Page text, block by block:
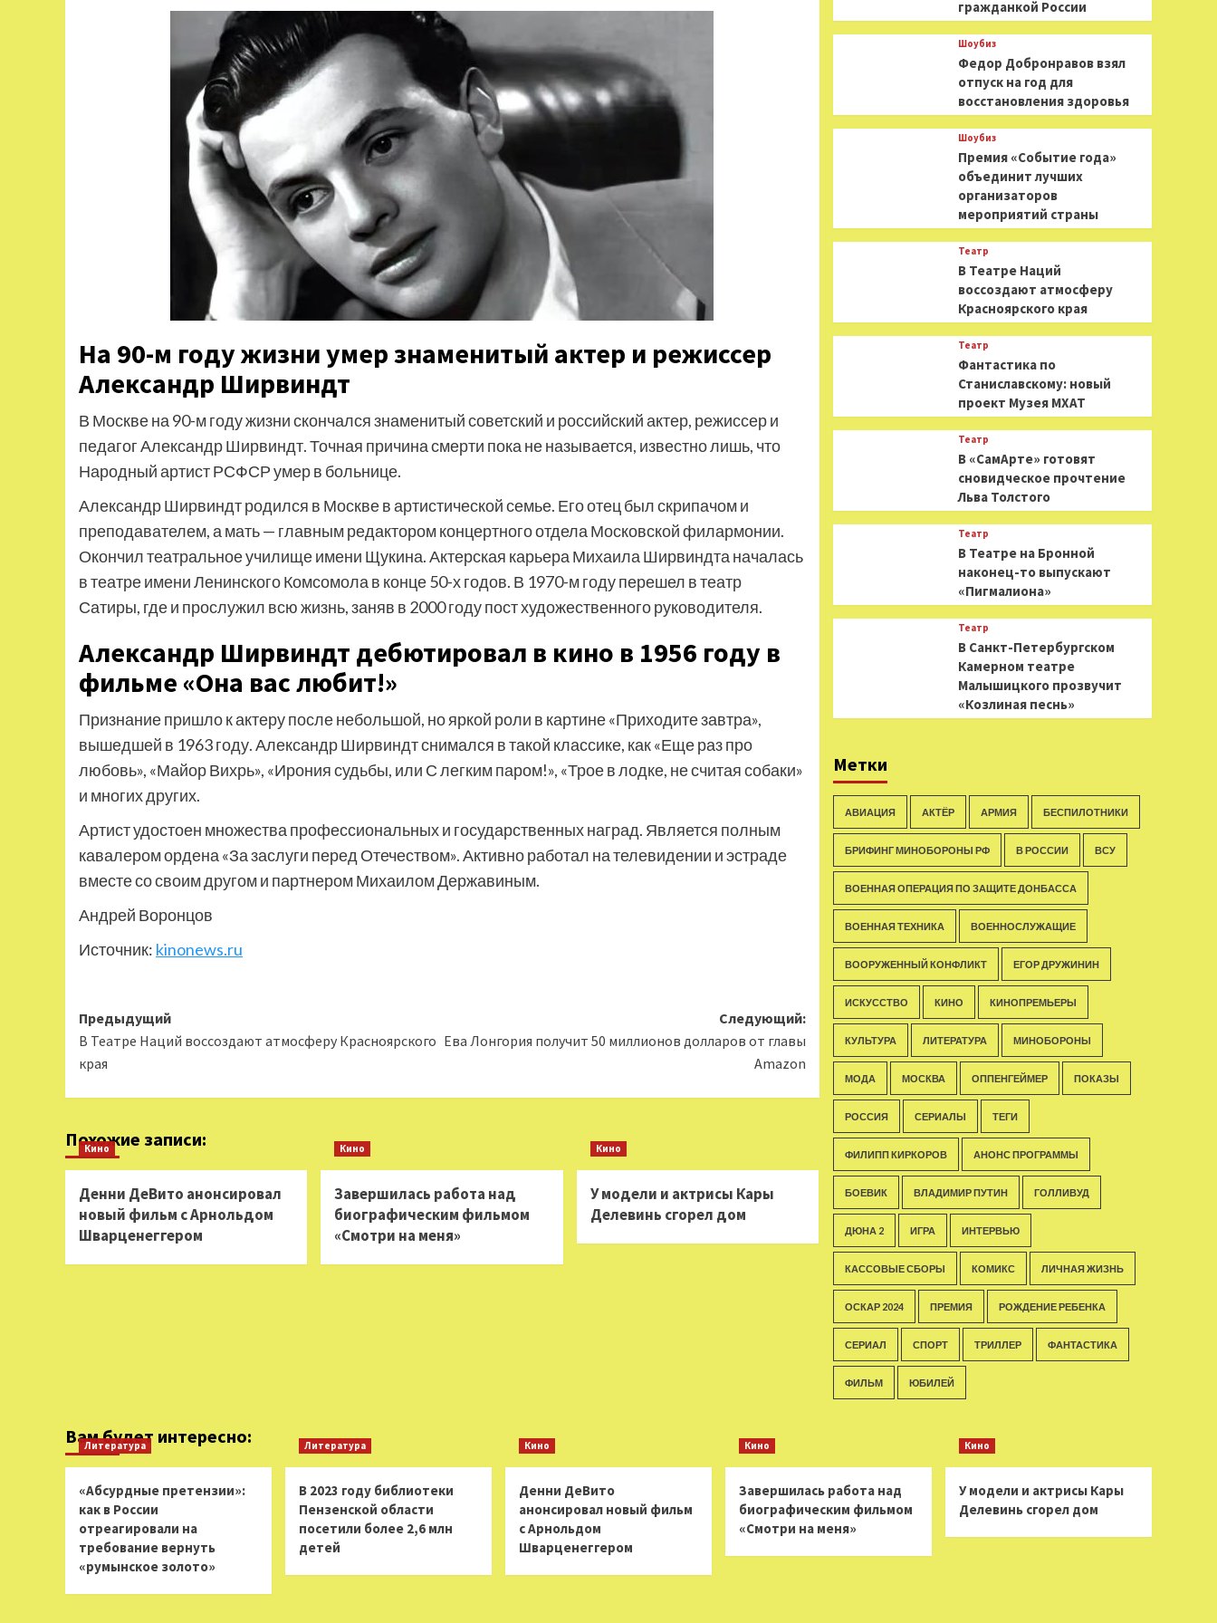
На 90-м году жизни умер знаменитый актер и режиссер
Александр Ширвиндт
В Москве на 90-м году жизни скончался знаменитый советский и российский актер, режиссер и
педагог Александр Ширвиндт. Точная причина смерти пока не называется, известно лишь, что
Народный артист РСФСР умер в больнице.
Александр Ширвиндт родился в Москве в артистической семье. Его отец был скрипачом и
преподавателем, а мать — главным редактором концертного отдела Московской филармонии.
Окончил театральное училище имени Щукина. Актерская карьера Михаила Ширвиндта началась
в театре имени Ленинского Комсомола в конце 50-х годов. В 1970-м году перешел в театр
Сатиры, где и прослужил всю жизнь, заняв в 2000 году пост художественного руководителя.
Александр Ширвиндт дебютировал в кино в 1956 году в
фильме «Она вас любит!»
Признание пришло к актеру после небольшой, но яркой роли в картине «Приходите завтра»,
вышедшей в 1963 году. Александр Ширвиндт снимался в такой классике, как «Еще раз про
любовь», «Майор Вихрь», «Ирония судьбы, или С легким паром!», «Трое в лодке, не считая собаки»
и многих других.
Артист удостоен множества профессиональных и государственных наград. Является полным
кавалером ордена «За заслуги перед Отечеством». Активно работал на телевидении и эстраде
вместе со своим другом и партнером Михаилом Державиным.
Андрей Воронцов
Источник: kinonews.ru
Навигация
записи
Предыдущий
В Театре Наций воссоздают атмосферу Красноярского
края
Следующий:
Ева Лонгория получит 50 миллионов долларов от главы
Amazon
Похожие записи:
Кино
Денни ДеВито анонсировал
новый фильм с Арнольдом
Шварценеггером
Кино
Завершилась работа над
биографическим фильмом
«Смотри на меня»
Кино
У модели и актрисы Кары
Делевинь сгорел дом
гражданкой России
Шоубиз
Федор Добронравов взял
отпуск на год для
восстановления здоровья
Шоубиз
Премия «Событие года»
объединит лучших
организаторов
мероприятий страны
Театр
В Театре Наций
воссоздают атмосферу
Красноярского края
Театр
Фантастика по
Станиславскому: новый
проект Музея МХАТ
Театр
В «СамАрте» готовят
сновидческое прочтение
Льва Толстого
Театр
В Театре на Бронной
наконец-то выпускают
«Пигмалиона»
Театр
В Санкт-Петербургском
Камерном театре
Малышицкого прозвучит
«Козлиная песнь»
Метки
АВИАЦИЯ АКТЁР АРМИЯ БЕСПИЛОТНИКИ
БРИФИНГ МИНОБОРОНЫ РФ В РОССИИ ВСУ
ВОЕННАЯ ОПЕРАЦИЯ ПО ЗАЩИТЕ ДОНБАССА
ВОЕННАЯ ТЕХНИКА ВОЕННОСЛУЖАЩИЕ
ВООРУЖЕННЫЙ КОНФЛИКТ ЕГОР ДРУЖИНИН
ИСКУССТВО КИНО КИНОПРЕМЬЕРЫ
КУЛЬТУРА ЛИТЕРАТУРА МИНОБОРОНЫ
МОДА МОСКВА ОППЕНГЕЙМЕР ПОКАЗЫ
РОССИЯ СЕРИАЛЫ ТЕГИ
ФИЛИПП КИРКОРОВ АНОНС ПРОГРАММЫ
БОЕВИК ВЛАДИМИР ПУТИН ГОЛЛИВУД
ДЮНА 2 ИГРА ИНТЕРВЬЮ
КАССОВЫЕ СБОРЫ КОМИКС ЛИЧНАЯ ЖИЗНЬ
ОСКАР 2024 ПРЕМИЯ РОЖДЕНИЕ РЕБЕНКА
СЕРИАЛ СПОРТ ТРИЛЛЕР ФАНТАСТИКА
ФИЛЬМ ЮБИЛЕЙ
Вам будет интересно:
Литература
«Абсурдные претензии»:
как в России
отреагировали на
требование вернуть
«румынское золото»
Литература
В 2023 году библиотеки
Пензенской области
посетили более 2,6 млн
детей
Кино
Денни ДеВито
анонсировал новый фильм
с Арнольдом
Шварценеггером
Кино
Завершилась работа над
биографическим фильмом
«Смотри на меня»
Кино
У модели и актрисы Кары
Делевинь сгорел дом